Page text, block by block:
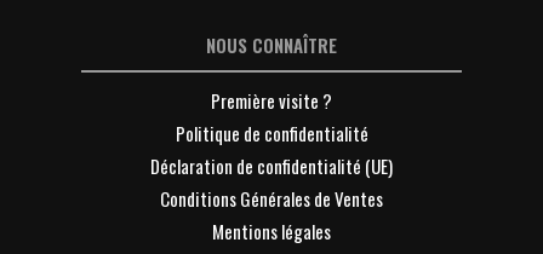
NOUS CONNAÎTRE
Première visite ?
Politique de confidentialité
Déclaration de confidentialité (UE)
Conditions Générales de Ventes
Mentions légales